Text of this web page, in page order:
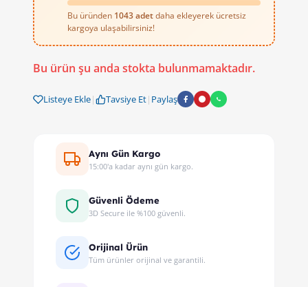
Bu üründen 1043 adetdaha ekleyerek ücretsiz
kargoya ulaşabilirsiniz!
Bu ürün şu anda stokta bulunmamaktadır.
Listeye Ekle| Tavsiye Et| Paylaş
Aynı Gün Kargo
15:00'a kadar aynı gün kargo.
Güvenli Ödeme
3D Secure ile %100 güvenli.
Orijinal Ürün
Tüm ürünler orijinal ve garantili.